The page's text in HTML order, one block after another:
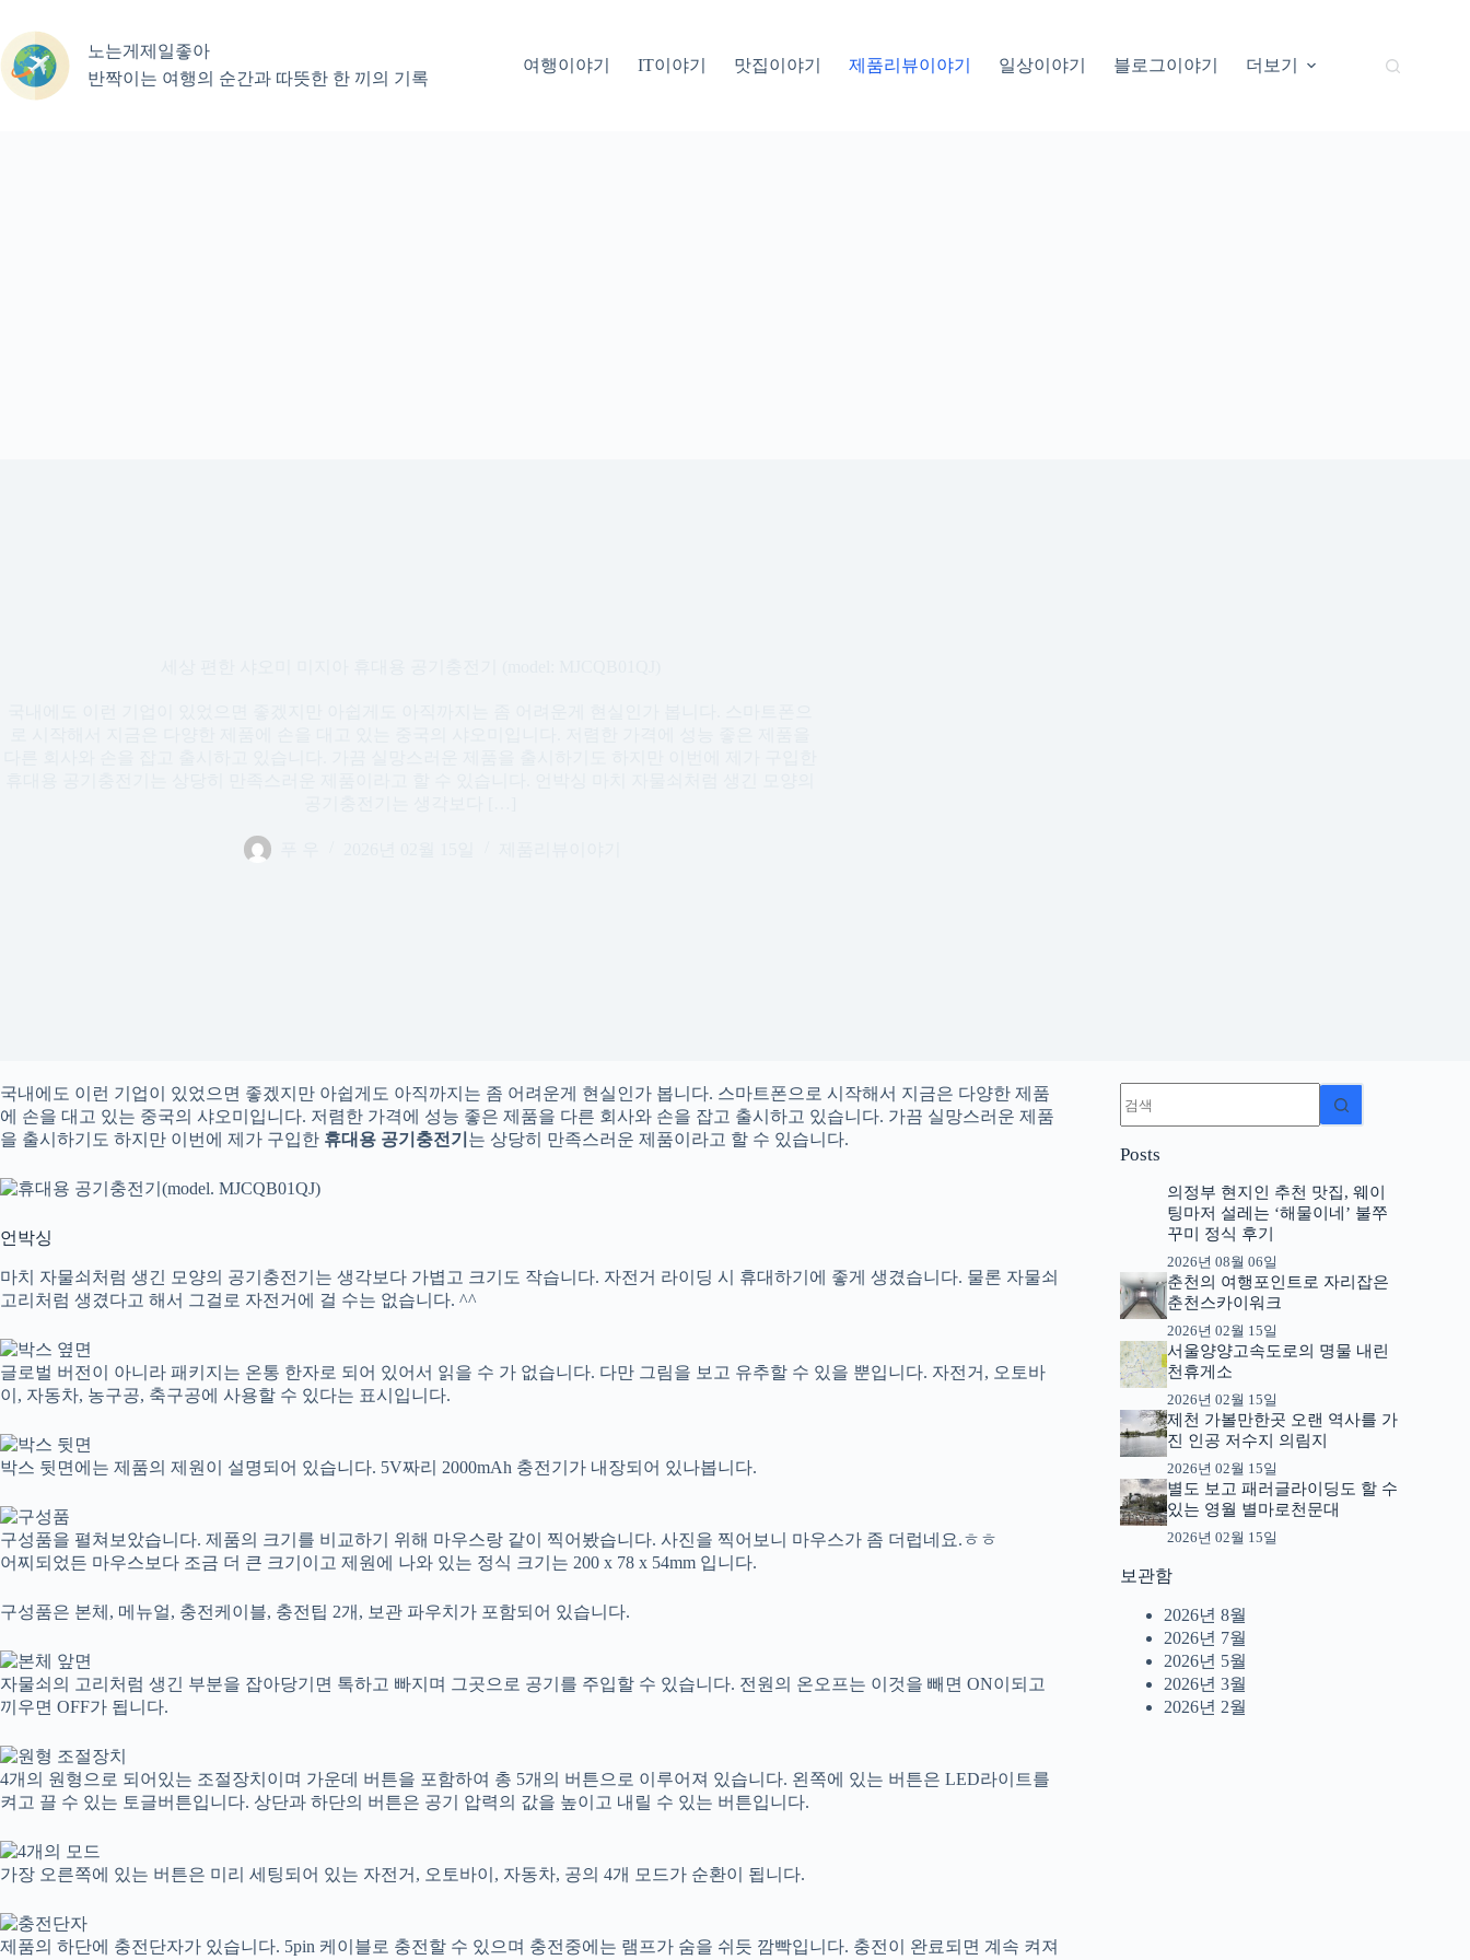
으
로
노는게제일좋아
반짝이는 여행의 순간과 따뜻한 한 끼의 기록
여행이야기 IT이야기 맛집이야기 제품리뷰이야기 일상이야기 블로그이야기 더보기
국내에도 이런 기업이 있었으면 좋겠지만 아쉽게도 아직까지는 좀 어려운게 현실인가 봅니다. 스마트폰으로 시작해서 지금은 다양한 제품
에 손을 대고 있는 중국의 샤오미입니다. 저렴한 가격에 성능 좋은 제품을 다른 회사와 손을 잡고 출시하고 있습니다. 가끔 실망스러운 제품
을 출시하기도 하지만 이번에 제가 구입한 휴대용 공기충전기 는 상당히 만족스러운 제품이라고 할 수 있습니다.
언박싱
마치 자물쇠처럼 생긴 모양의 공기충전기는 생각보다 가볍고 크기도 작습니다. 자전거 라이딩 시 휴대하기에 좋게 생겼습니다. 물론 자물쇠
고리처럼 생겼다고 해서 그걸로 자전거에 걸 수는 없습니다. ^^
글로벌 버전이 아니라 패키지는 온통 한자로 되어 있어서 읽을 수 가 없습니다. 다만 그림을 보고 유추할 수 있을 뿐입니다. 자전거, 오토바
이, 자동차, 농구공, 축구공에 사용할 수 있다는 표시입니다.
박스 뒷면에는 제품의 제원이 설명되어 있습니다. 5V짜리 2000mAh 충전기가 내장되어 있나봅니다.
구성품을 펼쳐보았습니다. 제품의 크기를 비교하기 위해 마우스랑 같이 찍어봤습니다. 사진을 찍어보니 마우스가 좀 더럽네요.ㅎㅎ
어찌되었든 마우스보다 조금 더 큰 크기이고 제원에 나와 있는 정식 크기는 200 x 78 x 54mm 입니다.
구성품은 본체, 메뉴얼, 충전케이블, 충전팁 2개, 보관 파우치가 포함되어 있습니다.
자물쇠의 고리처럼 생긴 부분을 잡아당기면 톡하고 빠지며 그곳으로 공기를 주입할 수 있습니다. 전원의 온오프는 이것을 빼면 ON이되고
끼우면 OFF가 됩니다.
4개의 원형으로 되어있는 조절장치이며 가운데 버튼을 포함하여 총 5개의 버튼으로 이루어져 있습니다. 왼쪽에 있는 버튼은 LED라이트를
켜고 끌 수 있는 토글버튼입니다. 상단과 하단의 버튼은 공기 압력의 값을 높이고 내릴 수 있는 버튼입니다.
가장 오른쪽에 있는 버튼은 미리 세팅되어 있는 자전거, 오토바이, 자동차, 공의 4개 모드가 순환이 됩니다.
제품의 하단에 충전단자가 있습니다. 5pin 케이블로 충전할 수 있으며 충전중에는 램프가 숨을 쉬듯 깜빡입니다. 충전이 완료되면 계속 켜져
과
음
Posts
의정부 현지인 추천 맛집, 웨이
팅마저 설레는 ‘해물이네’ 불쭈
꾸미 정식 후기
2026년 08월 06일
춘천의 여행포인트로 자리잡은
춘천스카이워크
2026년 02월 15일
서울양양고속도로의 명물 내린
천휴게소
2026년 02월 15일
제천 가볼만한곳 오랜 역사를 가
진 인공 저수지 의림지
2026년 02월 15일
별도 보고 패러글라이딩도 할 수
있는 영월 별마로천문대
2026년 02월 15일
보관함
2026년 8월
2026년 7월
2026년 5월
2026년 3월
2026년 2월